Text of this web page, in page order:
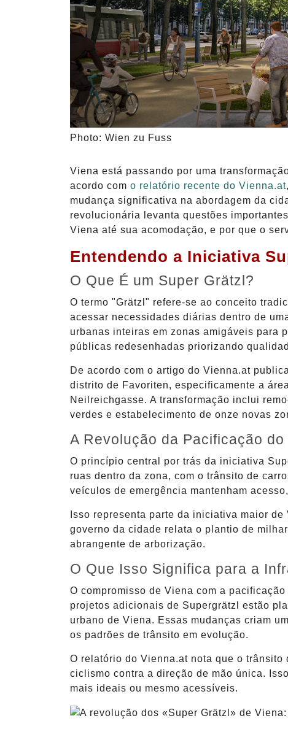
Photo: Wien zu Fuss
Viena está passando por uma
acordo com o relatório recente do Vienna.at
mudança significativa na abordagem da
revolucionária levanta questões
Viena até sua acomodação, e por que o
Entendendo a Iniciativa
O Que É um Super Grätzl?
O termo "Grätzl" refere-se ao conceito
acessar necessidades diárias dentro de
urbanas inteiras em zonas amigáveis para
públicas redesenhadas priorizando
De acordo com o artigo do Vienna.at
distrito de Favoriten, especificamente a
Neilreichgasse. A transformação inclui
verdes e estabelecimento de onze novas
A Revolução da Pacificação do
O princípio central por trás da iniciativa
ruas dentro da zona, com o trânsito de
veículos de emergência mantenham
Isso representa parte da iniciativa maior
governo da cidade relata o plantio de
abrangente de arborização.
O Que Isso Significa para a
O compromisso de Viena com a
projetos adicionais de Supergrätzl estão
urbano de Viena. Essas mudanças criam
os padrões de trânsito em evolução.
O relatório do Vienna.at nota que o
ciclismo contra a direção de mão única.
mais ideais ou mesmo acessíveis.